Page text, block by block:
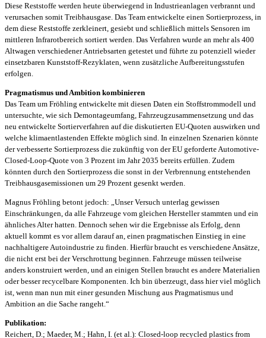
Diese Reststoffe werden heute überwiegend in Industrieanlagen verbrannt und
verursachen somit Treibhausgase. Das Team entwickelte einen Sortierprozess, in
dem diese Reststoffe zerkleinert, gesiebt und schließlich mittels Sensoren im
mittleren Infrarotbereich sortiert werden. Das Verfahren wurde an mehr als 400
Altwagen verschiedener Antriebsarten getestet und führte zu potenziell wieder
einsetzbaren Kunststoff-Rezyklaten, wenn zusätzliche Aufbereitungsstufen
erfolgen.
Pragmatismus und Ambition kombinieren
Das Team um Fröhling entwickelte mit diesen Daten ein Stoffstrommodell und
untersuchte, wie sich Demontageumfang, Fahrzeugzusammensetzung und das
neu entwickelte Sortierverfahren auf die diskutierten EU-Quoten auswirken und
welche klimaentlastenden Effekte möglich sind. In einzelnen Szenarien könnte
der verbesserte Sortierprozess die zukünftig von der EU geforderte Automotive-
Closed-Loop-Quote von 3 Prozent im Jahr 2035 bereits erfüllen. Zudem
könnten durch den Sortierprozess die sonst in der Verbrennung entstehenden
Treibhausgasemissionen um 29 Prozent gesenkt werden.
Magnus Fröhling betont jedoch: „Unser Versuch unterlag gewissen
Einschränkungen, da alle Fahrzeuge vom gleichen Hersteller stammten und ein
ähnliches Alter hatten. Dennoch sehen wir die Ergebnisse als Erfolg, denn
aktuell kommt es vor allem darauf an, einen pragmatischen Einstieg in eine
nachhaltigere Autoindustrie zu finden. Hierfür braucht es verschiedene Ansätze,
die nicht erst bei der Verschrottung beginnen. Fahrzeuge müssen teilweise
anders konstruiert werden, und an einigen Stellen braucht es andere Materialien
oder besser recycelbare Komponenten. Ich bin überzeugt, dass hier viel möglich
ist, wenn man nun mit einer gesunden Mischung aus Pragmatismus und
Ambition an die Sache rangeht.“
Publikation:
Reichert, D.; Maeder, M.; Hahn, I. (et al.): Closed-loop recycled plastics from